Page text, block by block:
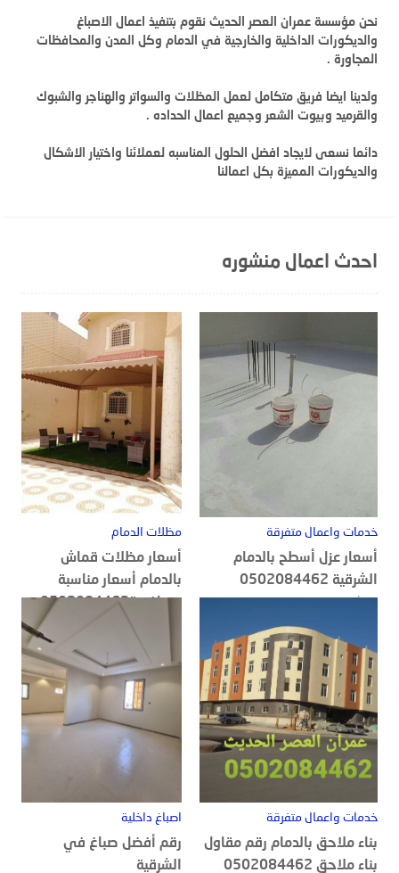
نحن مؤسسة عمران العصر الحديث نقوم بتنفيذ اعمال الاصباغ
والديكورات الداخلية والخارجية في الدمام وكل المدن والمحافظات
المجاورة .
ولدينا ايضا فريق متكامل لعمل المظلات والسواتر والهناجر والشبوك
والقرميد وبيوت الشعر وجميع اعمال الحداده .
دائما نسعى لايجاد افضل الحلول المناسبه لعملائنا واختيار الاشكال
والديكورات المميزة بكل اعمالنا
احدث اعمال منشوره
خدمات واعمال متفرقة
أسعار عزل أسطح بالدمام
الشرقية 0502084462
مظلات الدمام
أسعار مظلات قماش
بالدمام أسعار مناسبة
ومنافسة0502084462
خدمات واعمال متفرقة
بناء ملاحق بالدمام رقم مقاول
بناء ملاحق 0502084462
اصباغ داخلية
رقم أفضل صباغ في
الشرقية